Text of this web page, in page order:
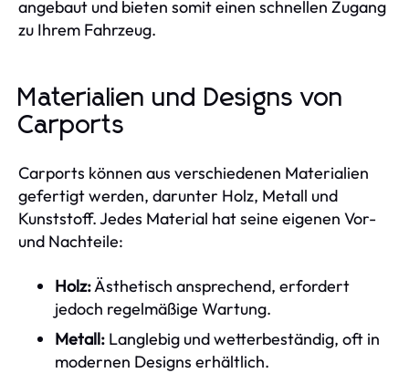
angebaut und bieten somit einen schnellen Zugang
zu Ihrem Fahrzeug.
Materialien und Designs von
Carports
Carports können aus verschiedenen Materialien
gefertigt werden, darunter Holz, Metall und
Kunststoff. Jedes Material hat seine eigenen Vor-
und Nachteile:
Holz:Ästhetisch ansprechend, erfordert
jedoch regelmäßige Wartung.
Metall: Langlebig und wetterbeständig, oft in
modernen Designs erhältlich.